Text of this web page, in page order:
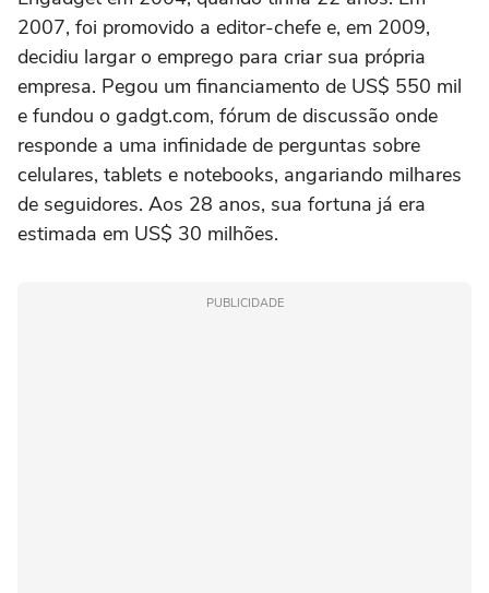
2007, foi promovido a editor-chefe e, em 2009,
decidiu largar o emprego para criar sua própria
empresa. Pegou um financiamento de US$ 550 mil
e fundou o gadgt.com, fórum de discussão onde
responde a uma infinidade de perguntas sobre
celulares, tablets e notebooks, angariando milhares
de seguidores. Aos 28 anos, sua fortuna já era
estimada em US$ 30 milhões.
PUBLICIDADE